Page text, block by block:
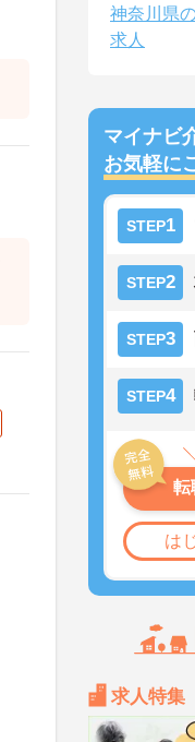
神奈川県
求人
マイナビ
お気軽に
STEP1
STEP2
STEP3
STEP4
転
は
求人特集